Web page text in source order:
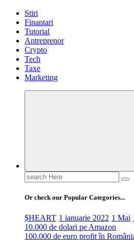
Stiri
Finantari
Tutorial
Antreprenor
Crypto
Tech
Taxe
Marketing
Search
for:
Or check our Popular Categories...
$HEART 1 ianuarie 2022 1 Mai
10.000 de dolari pe Amazon
100.000 de euro profit în